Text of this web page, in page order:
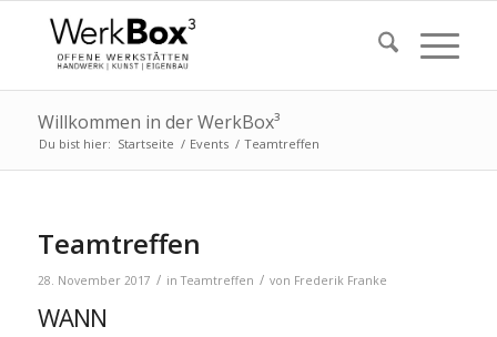
Willkommen in der WerkBox³
Du bist hier: Startseite / Events / Teamtreffen
Teamtreffen
28. November 2017 / inTeamtreffen / von Frederik Franke
WANN